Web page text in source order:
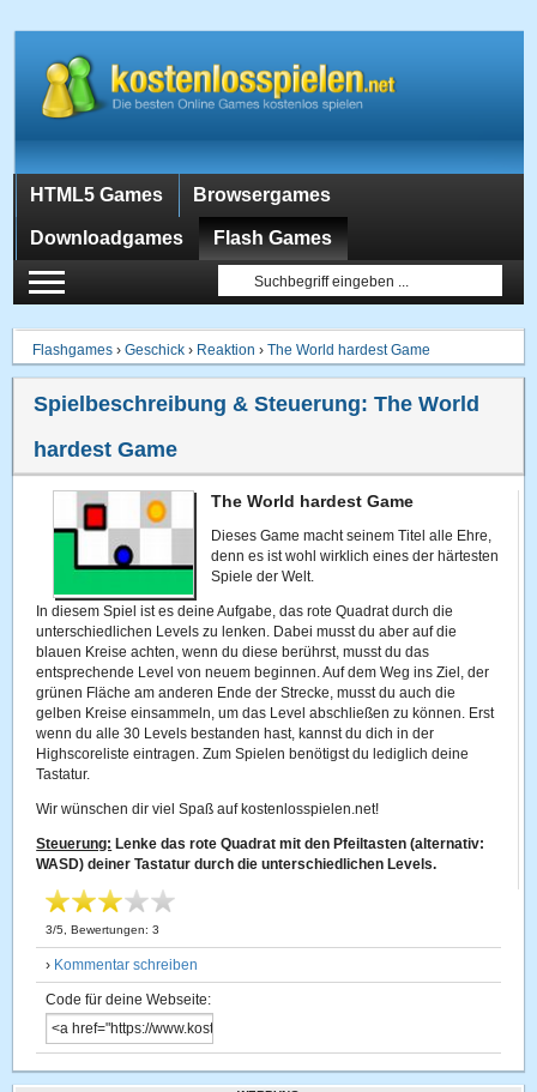
HTML5 Games Browsergames
Downloadgames Flash Games
Flashgames ›Geschick › Reaktion ›The World hardest Game
Spielbeschreibung & Steuerung:The World
hardest Game
The World hardest Game
Dieses Game macht seinem Titel alle Ehre,
denn es ist wohl wirklich eines der härtesten
Spiele der Welt.
In diesem Spiel ist es deine Aufgabe, das rote Quadrat durch die
unterschiedlichen Levels zu lenken. Dabei musst du aber auf die
blauen Kreise achten, wenn du diese berührst, musst du das
entsprechende Level von neuem beginnen. Auf dem Weg ins Ziel, der
grünen Fläche am anderen Ende der Strecke, musst du auch die
gelben Kreise einsammeln, um das Level abschließen zu können. Erst
wenn du alle 30 Levels bestanden hast, kannst du dich in der
Highscoreliste eintragen. Zum Spielen benötigst du lediglich deine
Tastatur.
Wir wünschen dir viel Spaß auf kostenlosspielen.net!
Steuerung: Lenke das rote Quadrat mit den Pfeiltasten (alternativ:
WASD) deiner Tastatur durch die unterschiedlichen Levels.
3/5 , Bewertungen:3
› Kommentar schreiben
Code für deine Webseite: